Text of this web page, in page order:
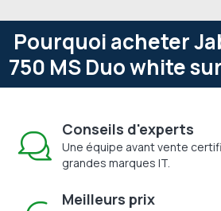
Pourquoi acheter
750 MS Duo white
Conseils d'experts
Une équipe avant vente
grandes marques IT.
Meilleurs prix